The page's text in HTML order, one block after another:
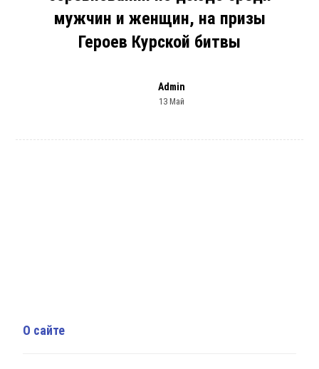
мужчин и женщин, на призы
Героев Курской битвы
Admin
13 Май
О сайте